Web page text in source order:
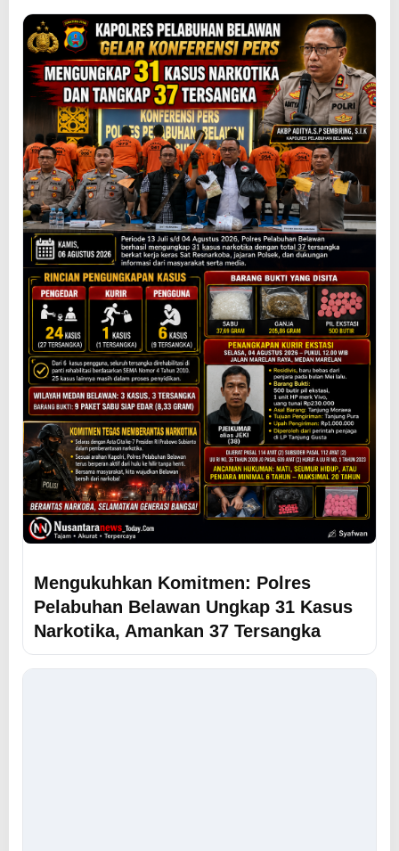
Mengukuhkan Komitmen: Polres
Pelabuhan Belawan Ungkap 31 Kasus
Narkotika, Amankan 37 Tersangka